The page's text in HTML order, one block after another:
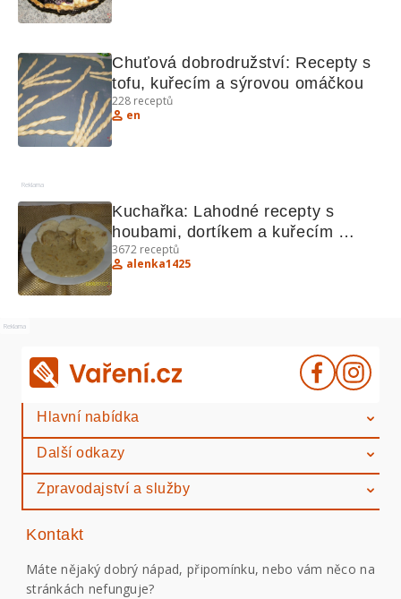
Chuťová dobrodružství: Recepty s
tofu, kuřecím a sýrovou omáčkou
228 receptů
en
Reklama
Kuchařka: Lahodné recepty s
houbami, dortíkem a kuřecím
švejžužu
3672 receptů
alenka1425
Reklama
Hlavní nabídka
Další odkazy
Zpravodajství a služby
Kontakt
Máte nějaký dobrý nápad, připomínku, nebo vám něco na
stránkách nefunguje?